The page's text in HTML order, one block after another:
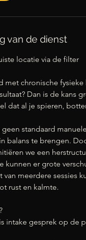
van de dienst
locatie via de filter
met chronische
Dan is de kans
dat al je spieren,
geen standaard
balans te brengen.
we een
kunnen er grote
van meerdere sessies
rust en kalmte.
intake gesprek op de